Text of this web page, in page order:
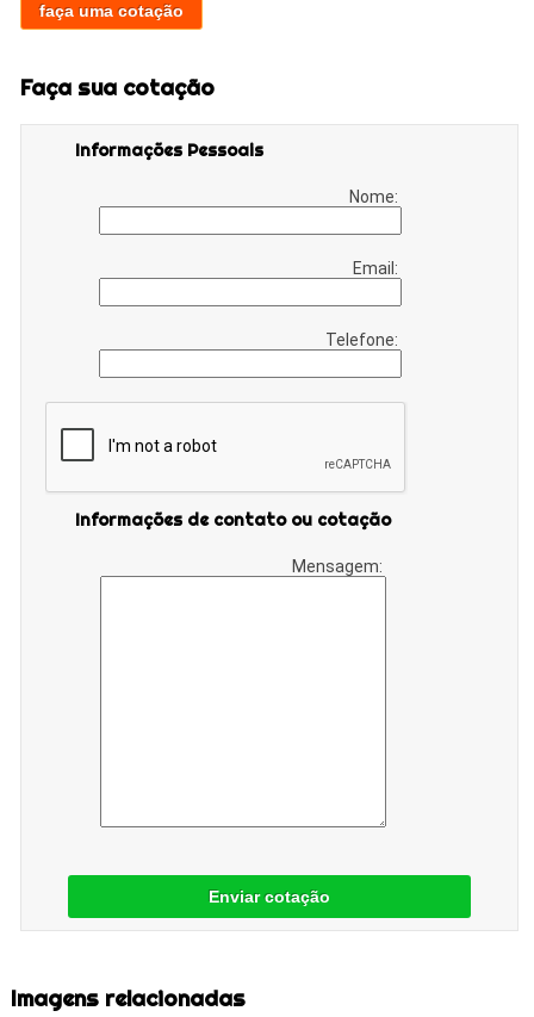
faça uma cotação
Faça sua cotação
Informações Pessoais
Nome:
Email:
Telefone:
Informações de contato ou cotação
Mensagem:
Enviar cotação
Imagens relacionadas